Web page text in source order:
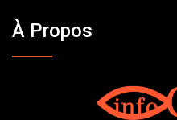
À Propos